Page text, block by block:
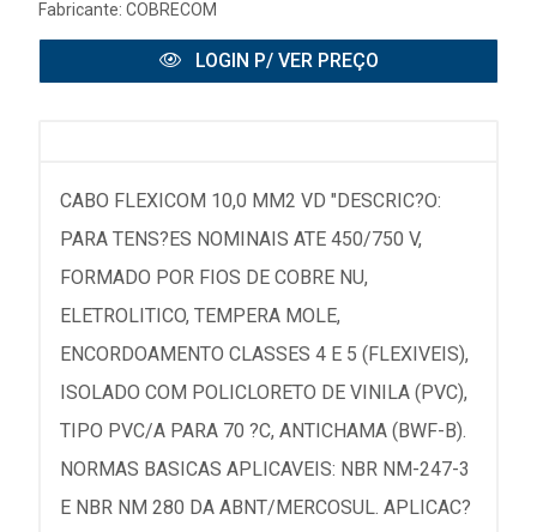
Fabricante: COBRECOM
LOGIN P/ VER PREÇO
CABO FLEXICOM 10,0 MM2 VD "DESCRIC?O:
PARA TENS?ES NOMINAIS ATE 450/750 V,
FORMADO POR FIOS DE COBRE NU,
ELETROLITICO, TEMPERA MOLE,
ENCORDOAMENTO CLASSES 4 E 5 (FLEXIVEIS),
ISOLADO COM POLICLORETO DE VINILA (PVC),
TIPO PVC/A PARA 70 ?C, ANTICHAMA (BWF-B).
NORMAS BASICAS APLICAVEIS: NBR NM-247-3
E NBR NM 280 DA ABNT/MERCOSUL. APLICAC?